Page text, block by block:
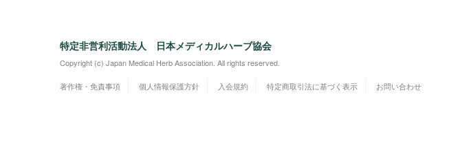
特定非営利活動法人 日本メディカルハーブ協会
Copyright (c) Japan Medical Herb Association. All rights reserved.
著作権・免責事項 個人情報保護方針 入会規約 特定商取引法に基づく表示 お問い合わせ